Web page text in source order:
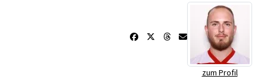
zum Profil